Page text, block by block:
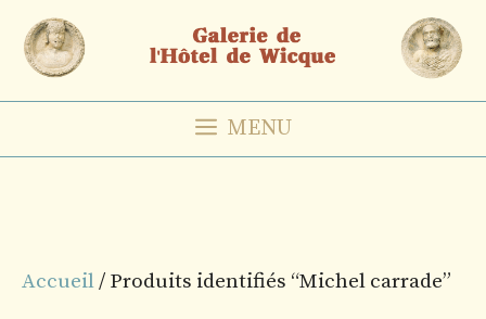
Aller
contenu
MENU
Accueil/ Produits identifiés “Michel carrade”